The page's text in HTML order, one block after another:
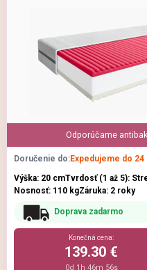
Odporúčame
Doručenie do:Expedujeme do 24
Výška: 20 cmTvrdosť (1 až 5):
Nosnosť: 110 kgZáruka: 2 roky
Doprava zadarmo
Konečná cena:
139.30 €
0d 1h 46m 54s